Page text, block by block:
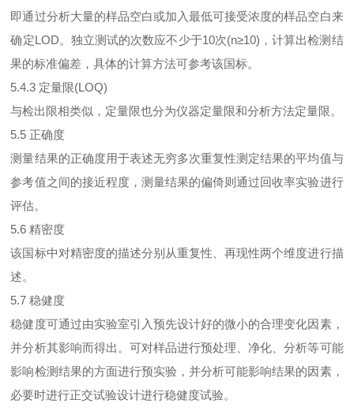
即通过分析大量的样品空白或加入最低可接受浓度的样品空白来
确定LOD。独立测试的次数应不少于10次(n≥10)，计算出检测结
果的标准偏差，具体的计算方法可参考该国标。
5.4.3 定量限(LOQ)
与检出限相类似，定量限也分为仪器定量限和分析方法定量限。
5.5 正确度
测量结果的正确度用于表述无穷多次重复性测定结果的平均值与
参考值之间的接近程度，测量结果的偏倚则通过回收率实验进行
评估。
5.6 精密度
该国标中对精密度的描述分别从重复性、再现性两个维度进行描
述。
5.7 稳健度
稳健度可通过由实验室引入预先设计好的微小的合理变化因素，
并分析其影响而得出。可对样品进行预处理、净化、分析等可能
影响检测结果的方面进行预实验，并分析可能影响结果的因素，
必要时进行正交试验设计进行稳健度试验。